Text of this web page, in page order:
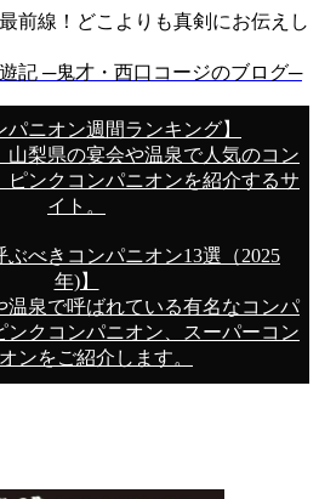
前線！どこよりも真剣にお伝えし
記 ─鬼才・西口コージのブログ─
パニオン週間ランキング】
山梨県の宴会や温泉で人気のコン
ピンクコンパニオンを紹介するサ
イト。
ぶべきコンパニオン13選（2025
年)】
温泉で呼ばれている有名なコンパ
ンクコンパニオン、スーパーコン
ンをご紹介します。